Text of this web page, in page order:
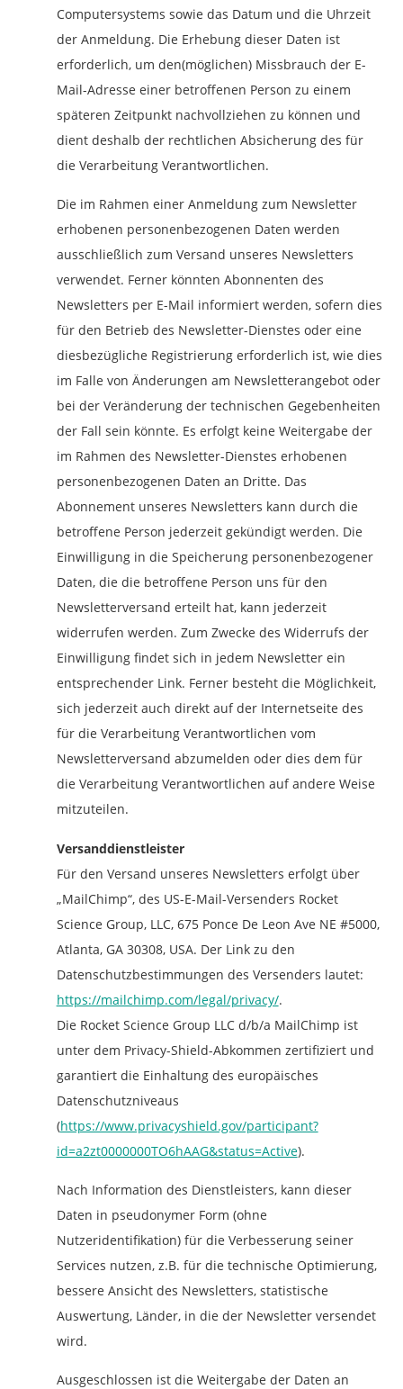
Computersystems sowie das Datum und die Uhrzeit
der Anmeldung. Die Erhebung dieser Daten ist
erforderlich, um den(möglichen) Missbrauch der E-
Mail-Adresse einer betroffenen Person zu einem
späteren Zeitpunkt nachvollziehen zu können und
dient deshalb der rechtlichen Absicherung des für
die Verarbeitung Verantwortlichen.
Die im Rahmen einer Anmeldung zum Newsletter
erhobenen personenbezogenen Daten werden
ausschließlich zum Versand unseres Newsletters
verwendet. Ferner könnten Abonnenten des
Newsletters per E-Mail informiert werden, sofern dies
für den Betrieb des Newsletter-Dienstes oder eine
diesbezügliche Registrierung erforderlich ist, wie dies
im Falle von Änderungen am Newsletterangebot oder
bei der Veränderung der technischen Gegebenheiten
der Fall sein könnte. Es erfolgt keine Weitergabe der
im Rahmen des Newsletter-Dienstes erhobenen
personenbezogenen Daten an Dritte. Das
Abonnement unseres Newsletters kann durch die
betroffene Person jederzeit gekündigt werden. Die
Einwilligung in die Speicherung personenbezogener
Daten, die die betroffene Person uns für den
Newsletterversand erteilt hat, kann jederzeit
widerrufen werden. Zum Zwecke des Widerrufs der
Einwilligung findet sich in jedem Newsletter ein
entsprechender Link. Ferner besteht die Möglichkeit,
sich jederzeit auch direkt auf der Internetseite des
für die Verarbeitung Verantwortlichen vom
Newsletterversand abzumelden oder dies dem für
die Verarbeitung Verantwortlichen auf andere Weise
mitzuteilen.
Versanddienstleister
Für den Versand unseres Newsletters erfolgt über
„MailChimp“, des US-E-Mail-Versenders Rocket
Science Group, LLC, 675 Ponce De Leon Ave NE #5000,
Atlanta, GA 30308, USA. Der Link zu den
Datenschutzbestimmungen des Versenders lautet:
https://mailchimp.com/legal/privacy/.
Die Rocket Science Group LLC d/b/a MailChimp ist
unter dem Privacy-Shield-Abkommen zertifiziert und
garantiert die Einhaltung des europäisches
Datenschutzniveaus
(https://www.privacyshield.gov/participant?
id=a2zt0000000TO6hAAG&status=Active).
Nach Information des Dienstleisters, kann dieser
Daten in pseudonymer Form (ohne
Nutzeridentifikation) für die Verbesserung seiner
Services nutzen, z.B. für die technische Optimierung,
bessere Ansicht des Newsletters, statistische
Auswertung, Länder, in die der Newsletter versendet
wird.
Ausgeschlossen ist die Weitergabe der Daten an